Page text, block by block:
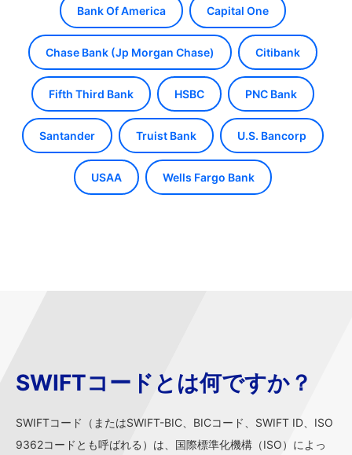
Bank Of America Capital One
Chase Bank (Jp Morgan Chase) Citibank
Fifth Third Bank HSBC PNC Bank
Santander Truist Bank U.S. Bancorp
USAA Wells Fargo Bank
SWIFTコードとは何ですか？
SWIFTコード（またはSWIFT-BIC、BICコード、SWIFT ID、ISO
9362コードとも呼ばれる）は、国際標準化機構（ISO）によっ